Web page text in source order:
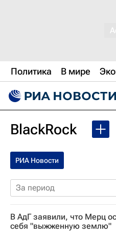
Политика В мире
BlackRock
РИА Новости
За период
В АдГ заявили, что Мерц
себя "выжженную землю"